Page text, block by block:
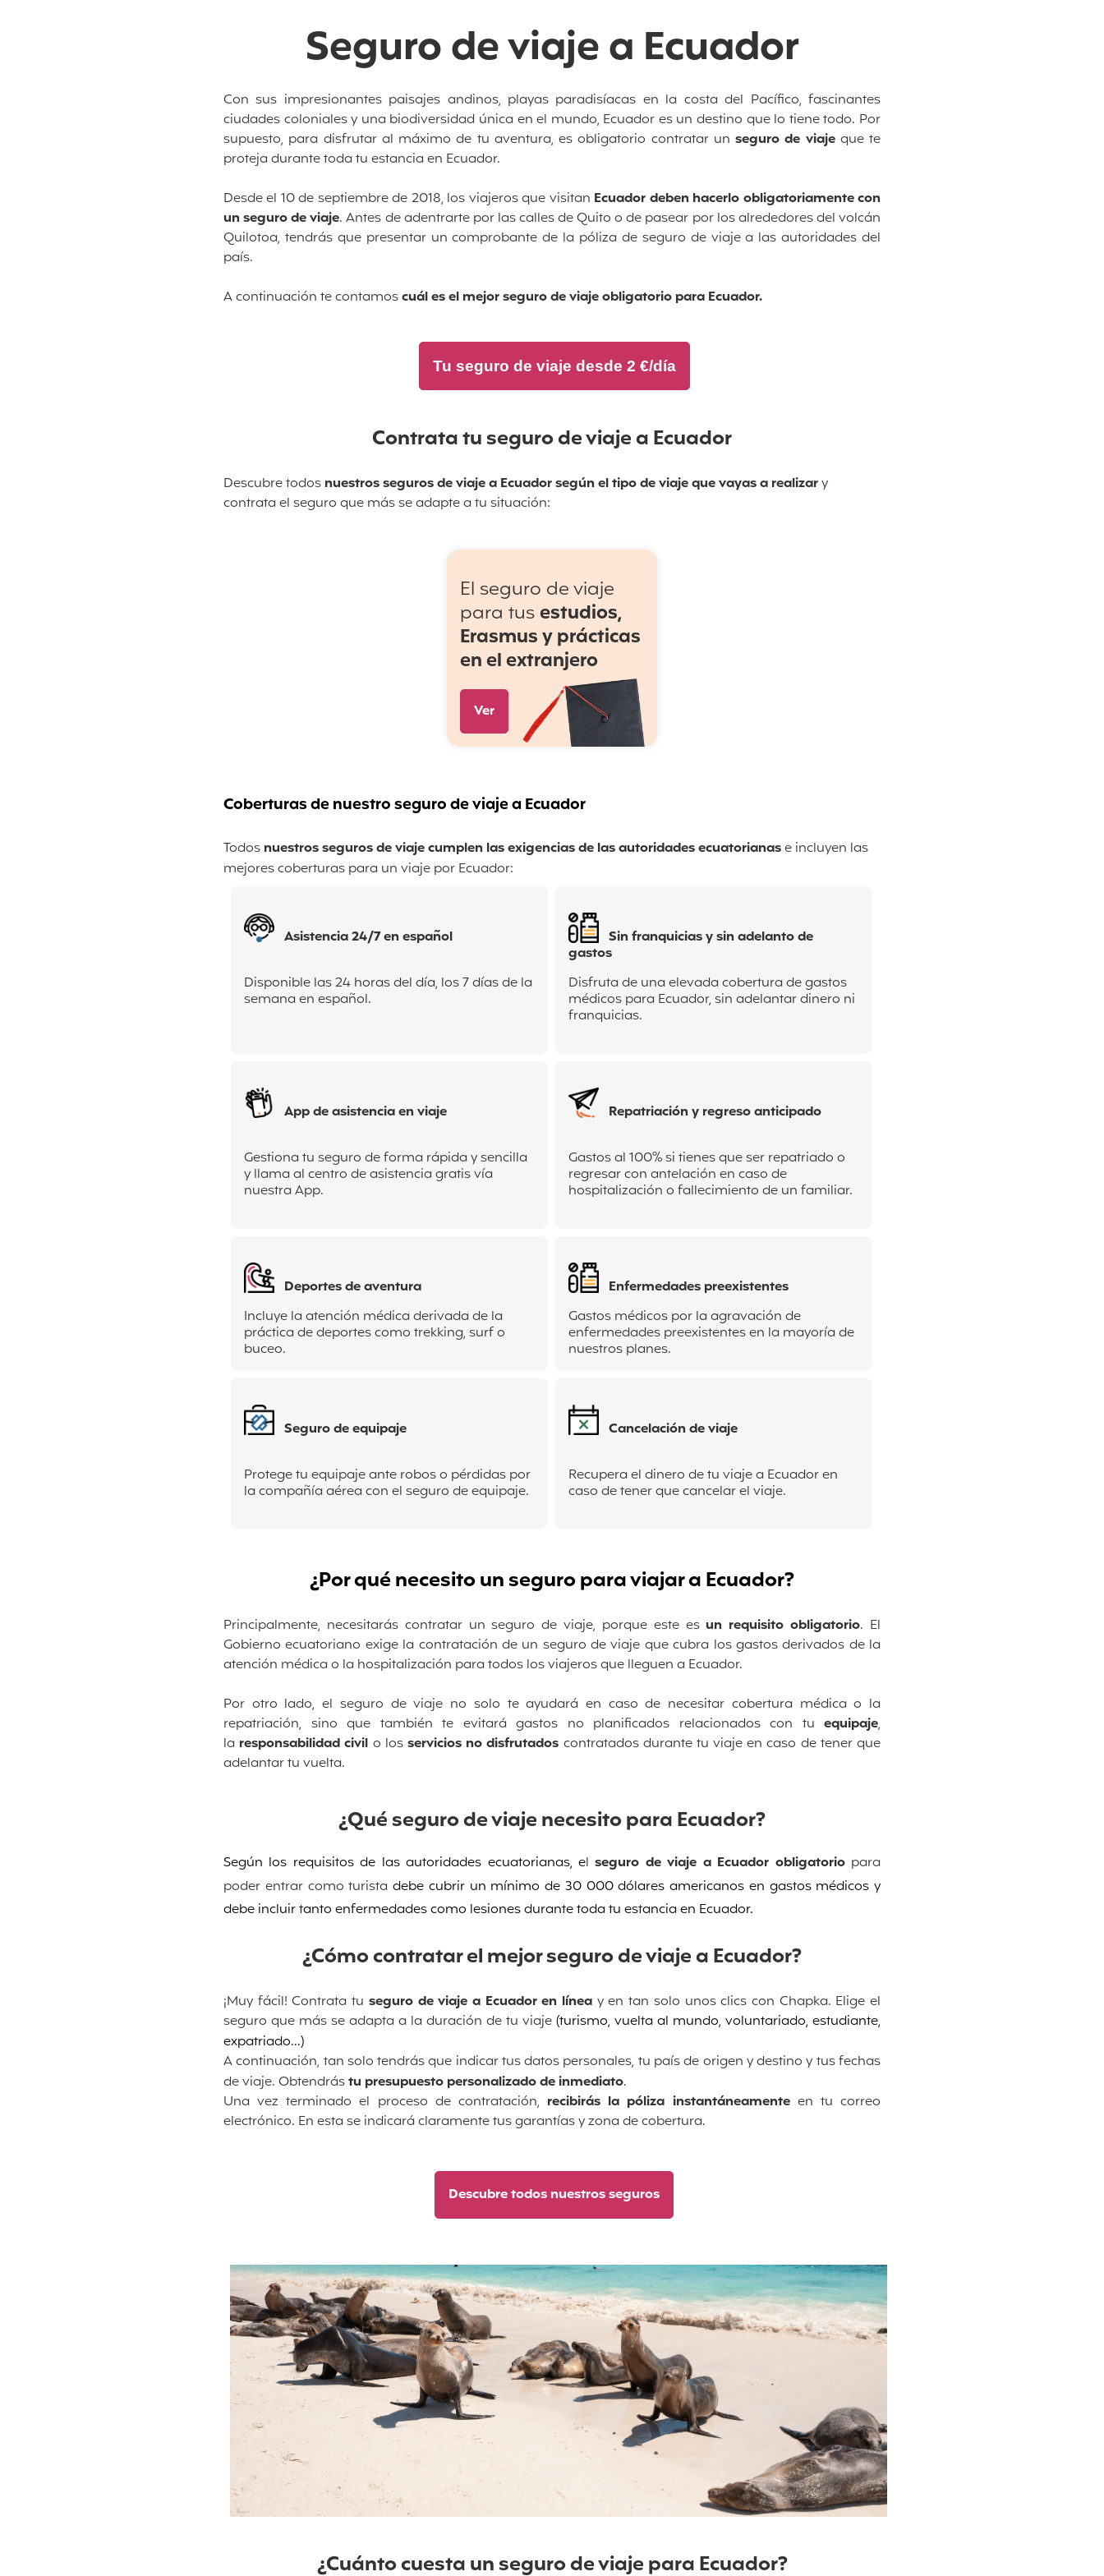
Seguro de viaje a Ecuador
Con sus impresionantes paisajes andinos, playas paradisíacas en la costa del Pacífico, fascinantes
ciudades coloniales y una biodiversidad única en el mundo, Ecuador es un destino que lo tiene todo. Por
supuesto, para disfrutar al máximo de tu aventura, es obligatorio contratar un seguro de viajeque te
proteja durante toda tu estancia en Ecuador.
Desde el 10 de septiembre de 2018, los viajeros que visitan Ecuador deben hacerlo obligatoriamente con
un seguro de viaje. Antes de adentrarte por las calles de Quito o de pasear por los alrededores del volcán
Quilotoa, tendrás que presentar un comprobante de la póliza de seguro de viaje a las autoridades del
país.
A continuación te contamoscuál es el mejor seguro de viaje obligatorio para Ecuador.
Tu seguro de viaje desde 2 €/día
Contrata tu seguro de viaje a Ecuador
Descubre todos nuestros seguros de viaje a Ecuador según el tipo de viaje que vayas a realizary
contrata el seguro que más se adapte a tu situación:
El seguro de viaje
para tusestudios,
Erasmus y prácticas
en el extranjero
Ver
Coberturas de nuestro seguro de viaje a Ecuador
Todos nuestros seguros de viaje cumplen las exigencias de las autoridades ecuatorianase incluyen las
mejores coberturas para un viaje por Ecuador:
Asistencia 24/7 en español
Disponible las 24 horas del día, los 7 días de la
semana en español.
Sin franquicias y sin adelanto de
gastos
Disfruta de una elevada cobertura de gastos
médicos para Ecuador, sin adelantar dinero ni
franquicias.
App de asistencia en viaje
Gestiona tu seguro de forma rápida y sencilla
y llama al centro de asistencia gratis vía
nuestra App.
Repatriación y regreso anticipado
Gastos al 100% si tienes que ser repatriado o
regresar con antelación en caso de
hospitalización o fallecimiento de un familiar.
Deportes de aventura
Incluye la atención médica derivada de la
práctica de deportes como trekking, surf o
buceo.
Enfermedades preexistentes
Gastos médicos por la agravación de
enfermedades preexistentes en la mayoría de
nuestros planes.
Seguro de equipaje
Protege tu equipaje ante robos o pérdidas por
la compañía aérea con el seguro de equipaje.
Cancelación de viaje
Recupera el dinero de tu viaje a Ecuador en
caso de tener que cancelar el viaje.
¿Por qué necesito un seguro para viajar a Ecuador?
Principalmente, necesitarás contratar un seguro de viaje, porque este esun requisito obligatorio. El
Gobierno ecuatoriano exige la contratación deun seguro de viaje que cubra los gastos derivados de la
atención médica o la hospitalización para todos los viajeros que lleguen a Ecuador.
Por otro lado, el seguro de viaje no solo te ayudará en caso de necesitar cobertura médica o la
repatriación, sino que también te evitará gastos no planificados relacionados con tu equipaje,
la responsabilidad civil o los servicios no disfrutados contratados durante tu viaje en caso de tener que
adelantar tu vuelta.
¿Qué seguro de viaje necesito para Ecuador?
Según los requisitos de las autoridades ecuatorianas, elseguro de viaje a Ecuador obligatorio para
poder entrar como turista debe cubrir un mínimo de 30 000 dólares americanos en gastos médicos y
debe incluir tanto enfermedades como lesiones durante toda tu estancia en Ecuador.
¿Cómo contratar el mejor seguro de viaje a Ecuador?
¡Muy fácil! Contrata tu seguro de viaje a Ecuador en línea y en tan solo unos clics con Chapka. Elige el
seguro que más se adapta a la duración de tu viaje (turismo, vuelta al mundo, voluntariado, estudiante,
expatriado...)
A continuación, tan solo tendrás que indicar tus datos personales, tu país de origen y destino y tus fechas
de viaje. Obtendrástu presupuesto personalizado de inmediato.
Una vez terminado el proceso de contratación, recibirás la póliza instantáneamente en tu correo
electrónico. En esta se indicará claramente tus garantías y zona de cobertura.
Descubre todos nuestros seguros
¿Cuánto cuesta un seguro de viaje para Ecuador?